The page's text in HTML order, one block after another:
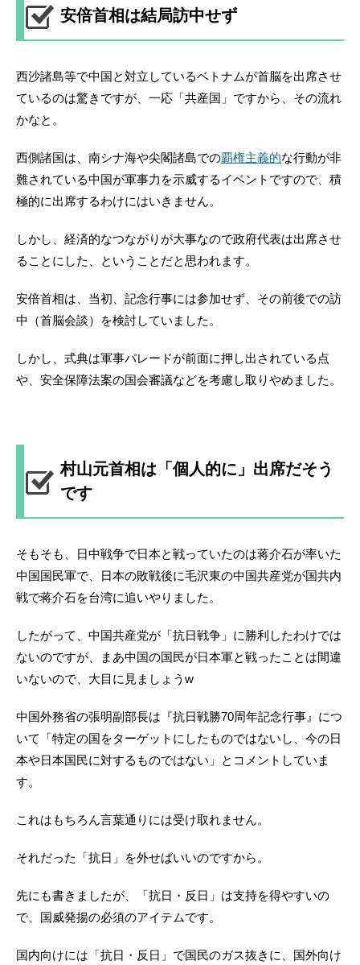
安倍首相は結局訪中せず
西沙諸島等で中国と対立しているベトナムが首脳を出席させ
ているのは驚きですが、一応「共産国」ですから、その流れ
かなと。
西側諸国は、南シナ海や尖閣諸島での覇権主義的な行動が非
難されている中国が軍事力を示威するイベントですので、積
極的に出席するわけにはいきません。
しかし、経済的なつながりが大事なので政府代表は出席させ
ることにした、ということだと思われます。
安倍首相は、当初、記念行事には参加せず、その前後での訪
中（首脳会談）を検討していました。
しかし、式典は軍事パレードが前面に押し出されている点
や、安全保障法案の国会審議などを考慮し取りやめました。
村山元首相は「個人的に」出席だそう
です
そもそも、日中戦争で日本と戦っていたのは蒋介石が率いた
中国国民軍で、日本の敗戦後に毛沢東の中国共産党が国共内
戦で蒋介石を台湾に追いやりました。
したがって、中国共産党が「抗日戦争」に勝利したわけでは
ないのですが、まあ中国の国民が日本軍と戦ったことは間違
いないので、大目に見ましょうw
中国外務省の張明副部長は『抗日戦勝70周年記念行事』につ
いて「特定の国をターゲットにしたものではないし、今の日
本や日本国民に対するものではない」とコメントしていま
す。
これはもちろん言葉通りには受け取れません。
それだった「抗日」を外せばいいのですから。
先にも書きましたが、「抗日・反日」は支持を得やすいの
で、国威発揚の必須のアイテムです。
国内向けには「抗日・反日」で国民のガス抜きに、国外向け